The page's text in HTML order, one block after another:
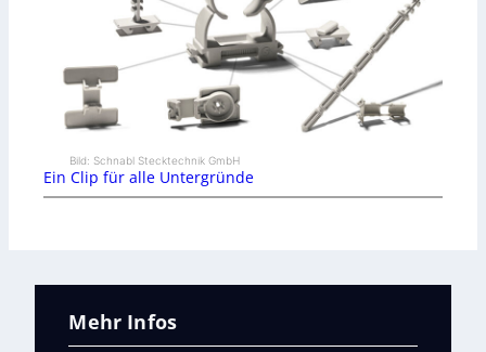
Bild: Schnabl Stecktechnik GmbH
Ein Clip für alle Untergründe
Mehr Infos